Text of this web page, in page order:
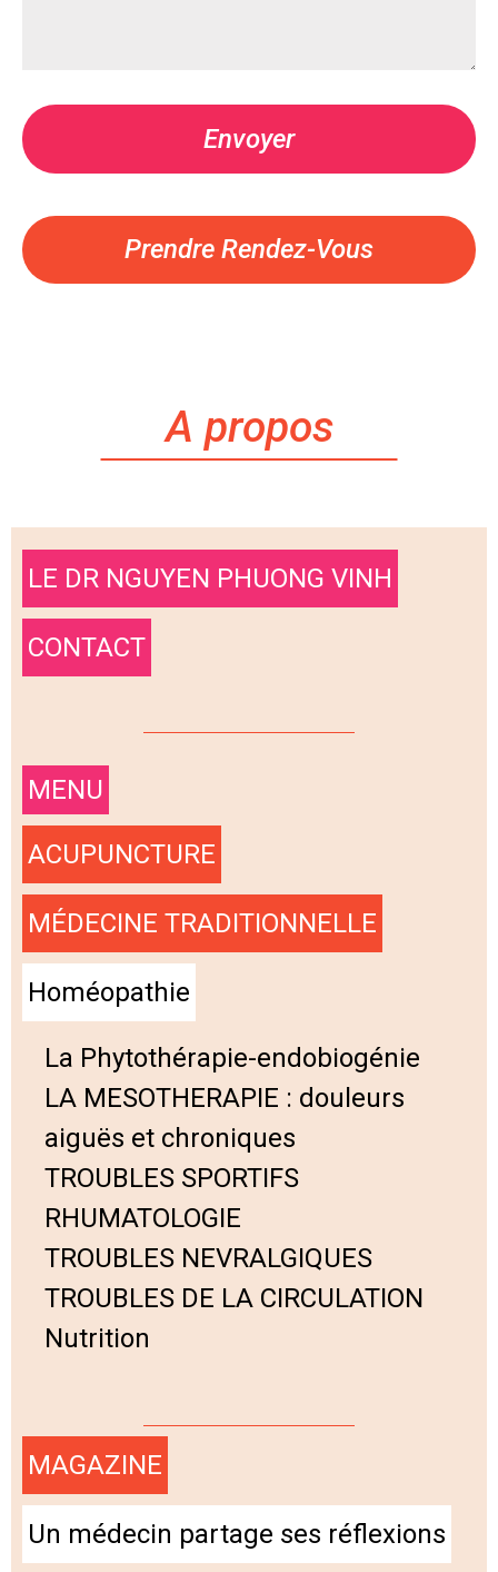
Prendre Rendez-Vous
A propos
LE DR NGUYEN PHUONG VINH
CONTACT
MENU
ACUPUNCTURE
MÉDECINE TRADITIONNELLE
Homéopathie
La Phytothérapie-endobiogénie
LA MESOTHERAPIE : douleurs
aiguës et chroniques
TROUBLES SPORTIFS
RHUMATOLOGIE
TROUBLES NEVRALGIQUES
TROUBLES DE LA CIRCULATION
Nutrition
MAGAZINE
Un médecin partage ses réflexions